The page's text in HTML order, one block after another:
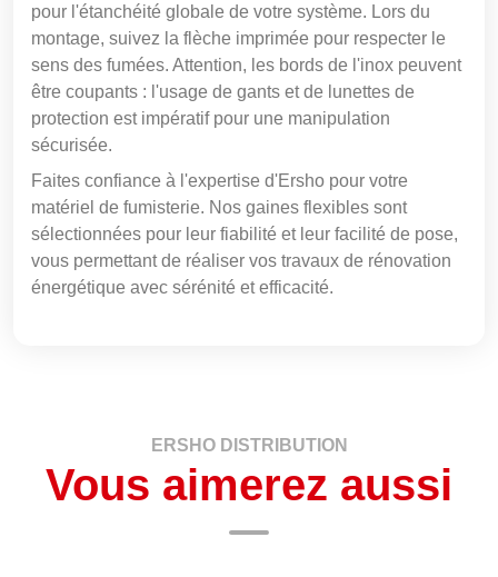
pour l'étanchéité globale de votre système. Lors du
montage, suivez la flèche imprimée pour respecter le
sens des fumées. Attention, les bords de l'inox peuvent
être coupants : l'usage de gants et de lunettes de
protection est impératif pour une manipulation
sécurisée.
Faites confiance à l'expertise d'Ersho pour votre
matériel de fumisterie. Nos gaines flexibles sont
sélectionnées pour leur fiabilité et leur facilité de pose,
vous permettant de réaliser vos travaux de rénovation
énergétique avec sérénité et efficacité.
ERSHO DISTRIBUTION
Vous aimerez aussi